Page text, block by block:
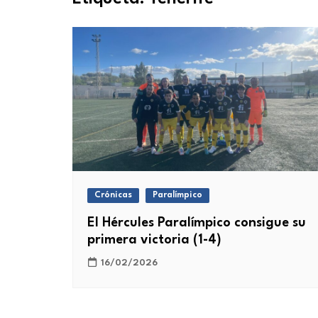
Crónicas Paralímpico
El Hércules Paralímpico consigue su
primera victoria (1-4)
16/02/2026